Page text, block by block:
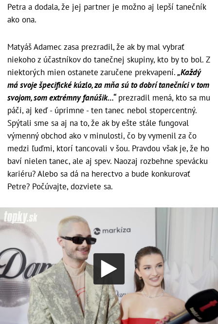
Petra a dodala, že jej partner je možno aj lepší tanečník
ako ona.
Matyáš Adamec zasa prezradil, že ak by mal vybrať
niekoho z účastníkov do tanečnej skupiny, kto by to bol. Z
niektorých mien ostanete zaručene prekvapení.„Každý
má svoje špecifické kúzlo, za mňa sú to dobrí tanečníci v tom
svojom, som extrémny fanúšik…“prezradil mená, kto sa mu
páči, aj keď - úprimne - ten tanec nebol stopercentný.
Spýtali sme sa aj na to, že ak by ešte stále fungoval
výmenný obchod ako v minulosti, čo by vymenil za čo
medzi ľuďmi, ktorí tancovali v šou. Pravdou však je, že ho
baví nielen tanec, ale aj spev. Naozaj rozbehne spevácku
kariéru? Alebo sa dá na herectvo a bude konkurovať
Petre? Počúvajte, dozviete sa.